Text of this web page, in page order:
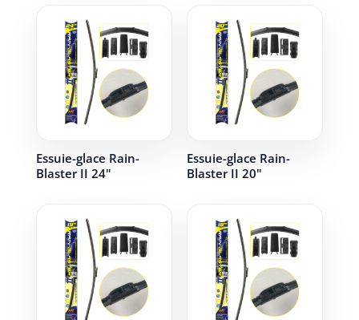
Essuie-glace Rain-
Blaster II 24"
Essuie-glace Rain-
Blaster II 20"